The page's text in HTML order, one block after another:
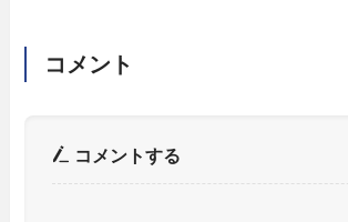
コメント
コメントする